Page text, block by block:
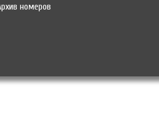
номеров